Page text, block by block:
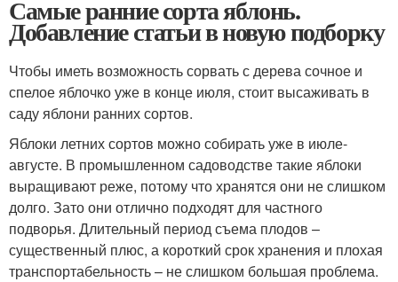
Самые ранние сорта яблонь.
Добавление статьи в новую подборку
Чтобы иметь возможность сорвать с дерева сочное и
спелое яблочко уже в конце июля, стоит высаживать в
саду яблони ранних сортов.
Яблоки летних сортов можно собирать уже в июле-
августе. В промышленном садоводстве такие яблоки
выращивают реже, потому что хранятся они не слишком
долго. Зато они отлично подходят для частного
подворья. Длительный период съема плодов –
существенный плюс, а короткий срок хранения и плохая
транспортабельность – не слишком большая проблема.